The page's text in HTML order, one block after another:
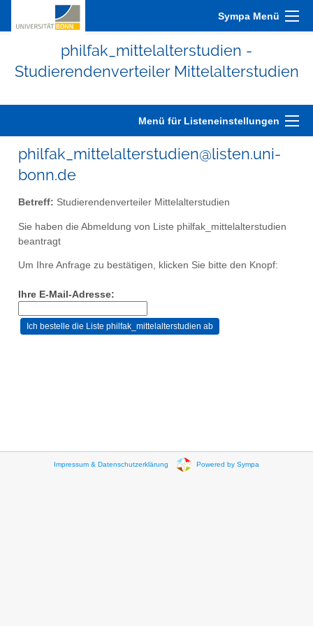
Sympa Menü
philfak_mittelalterstudien -
Studierendenverteiler Mittelalterstudien
Menü für Listeneinstellungen
philfak_mittelalterstudien@listen.uni-
bonn.de
Betreff: Studierendenverteiler Mittelalterstudien
Sie haben die Abmeldung von Liste philfak_mittelalterstudien
beantragt
Um Ihre Anfrage zu bestätigen, klicken Sie bitte den Knopf:
Ihre E-Mail-Adresse:
Impressum & Datenschutzerklärung Powered by Sympa